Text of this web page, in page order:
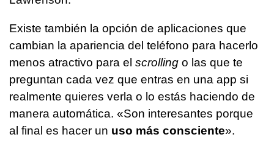
Existe también la opción de aplicaciones que
cambian la apariencia del teléfono para hacerlo
menos atractivo para el scrolling o las que te
preguntan cada vez que entras en una app si
realmente quieres verla o lo estás haciendo de
manera automática. «Son interesantes porque
al final es hacer un uso más consciente».